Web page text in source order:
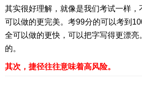
其实很好理解，就像是我们考试一样，
可以做的更完美。考99分的可以考到
全可以做的更快，可以把字写得更漂亮
的。
其次，捷径往往意味着高风险。